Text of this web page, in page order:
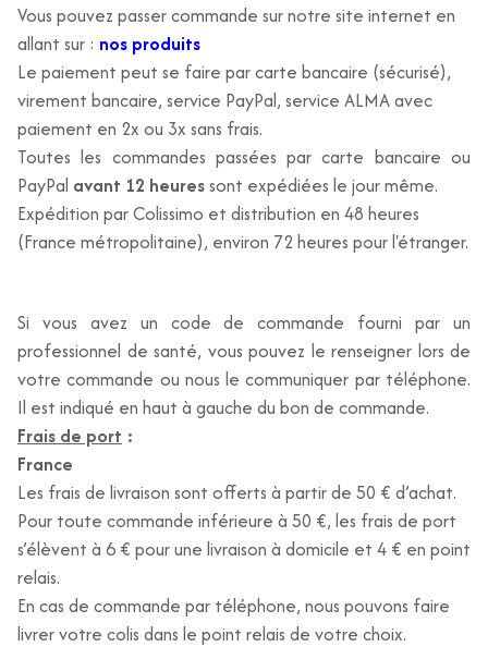
Vous pouvez passer commande sur notre site internet en
allant sur : nos produits
Le paiement peut se faire par carte bancaire (sécurisé),
virement bancaire, service PayPal, service ALMA avec
paiement en 2x ou 3x sans frais.
Toutes les commandes passées par carte bancaire ou
PayPal avant 12 heuressont expédiées le jour même.
Expédition par Colissimo et distribution en 48 heures
(France métropolitaine), environ 72 heures pour l'étranger.
Si vous avez un code de commande fourni par un
professionnel de santé, vous pouvez le renseigner lors de
votre commande ou nous le communiquer par téléphone.
Il est indiqué en haut à gauche du bon de commande.
Frais de port :
France
Les frais de livraison sont offerts à partir de 50 € d’achat.
Pour toute commande inférieure à 50 €, les frais de port
s’élèvent à 6 € pour une livraison à domicile et 4 € en point
relais.
En cas de commande par téléphone, nous pouvons faire
livrer votre colis dans le point relais de votre choix.